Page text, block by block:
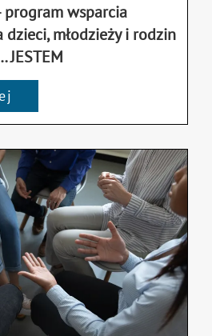
program wsparcia
młodzieży i rodzin
JESTEM